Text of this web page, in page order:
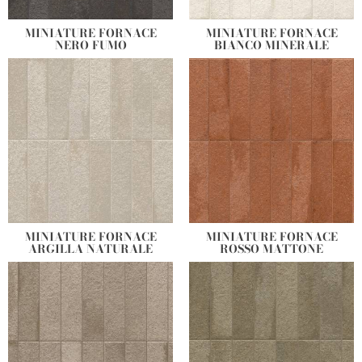
encore plus unique et recherché.
MINIATURE FORNACE
NERO FUMO
MINIATURE FORNACE
BIANCO MINERALE
MINIATURE FORNACE
ARGILLA NATURALE
MINIATURE FORNACE
ROSSO MATTONE